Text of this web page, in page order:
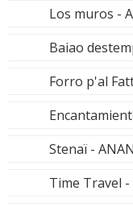
Los muros -
Baiao
Forro p'al
Stenaï -
Time Travel -